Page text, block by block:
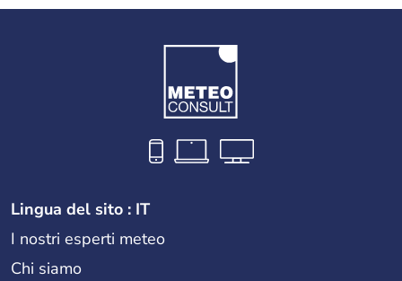
Lingua del sito : IT
I nostri esperti meteo
Chi siamo